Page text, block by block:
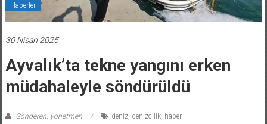
Haberler
30 Nisan 2025
Ayvalık’ta tekne yangını erken
müdahaleyle söndürüldü
Gönderen: yonetmen deniz, denizcilik, haber